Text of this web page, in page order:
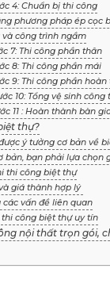
4: Chuẩn bị thi công
phương pháp ép cọc
và công trình ngầm
7: Thi công phần thân
8: Thi công phần mái
9: Thi công phần hoàn
10: Tổng vệ sinh công
11 : Hoàn thành bàn
thự?
ý tưởng cơ bản về
bản, bạn phải lựa
thi công biệt thự
giá thành hợp lý
các vấn đề liên quan
thi công biệt thự uy tín
nội thất trọn gói,